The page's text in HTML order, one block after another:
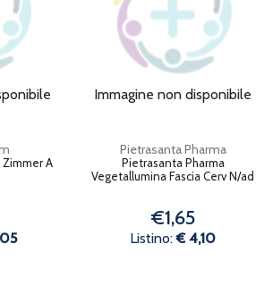
A
Immagine non disponibile
Pietrasanta Pharma
Pietrasanta Pharma
Vegetallumina Fascia Cerv N/ad
€1,65
Listino:€ 4,10